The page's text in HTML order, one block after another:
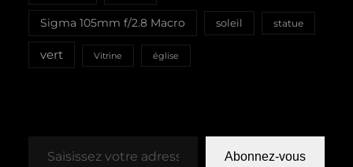
Sigma 105mm f/2.8 Macro soleil statue
vert Vitrine église
Abonnez-vous